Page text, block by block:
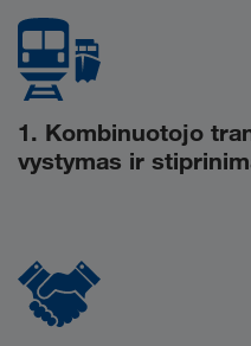
1. Kombinuotojo
vystymas ir